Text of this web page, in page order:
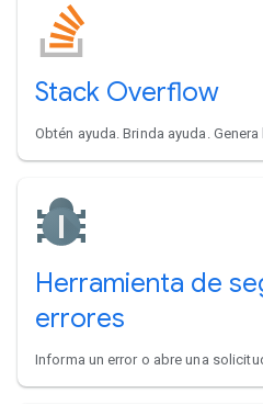
Stack Overflow
Obtén ayuda. Brinda ayuda.
Herramienta de
errores
Informa un error o abre una